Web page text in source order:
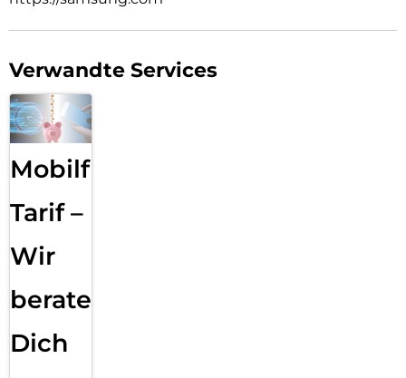
Verwandte Services
Mobilfunk
Tarif –
Wir
beraten
Dich